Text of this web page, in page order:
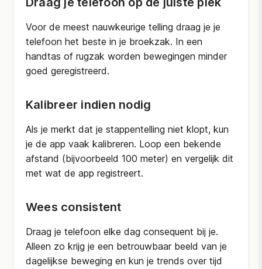
Voor de meest nauwkeurige telling draag je je
telefoon het beste in je broekzak. In een
handtas of rugzak worden bewegingen minder
goed geregistreerd.
Kalibreer indien nodig
Als je merkt dat je stappentelling niet klopt, kun
je de app vaak kalibreren. Loop een bekende
afstand (bijvoorbeeld 100 meter) en vergelijk dit
met wat de app registreert.
Wees consistent
Draag je telefoon elke dag consequent bij je.
Alleen zo krijg je een betrouwbaar beeld van je
dagelijkse beweging en kun je trends over tijd